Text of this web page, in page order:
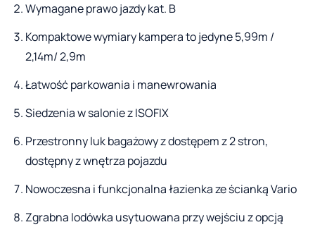
Wymagane prawo jazdy kat. B
Kompaktowe wymiary kampera to jedyne 5,99m /
2,14m/ 2,9m
Łatwość parkowania i manewrowania
Siedzenia w salonie z ISOFIX
Przestronny luk bagażowy z dostępem z 2 stron,
dostępny z wnętrza pojazdu
Nowoczesna i funkcjonalna łazienka ze ścianką Vario
Zgrabna lodówka usytuowana przy wejściu z opcją